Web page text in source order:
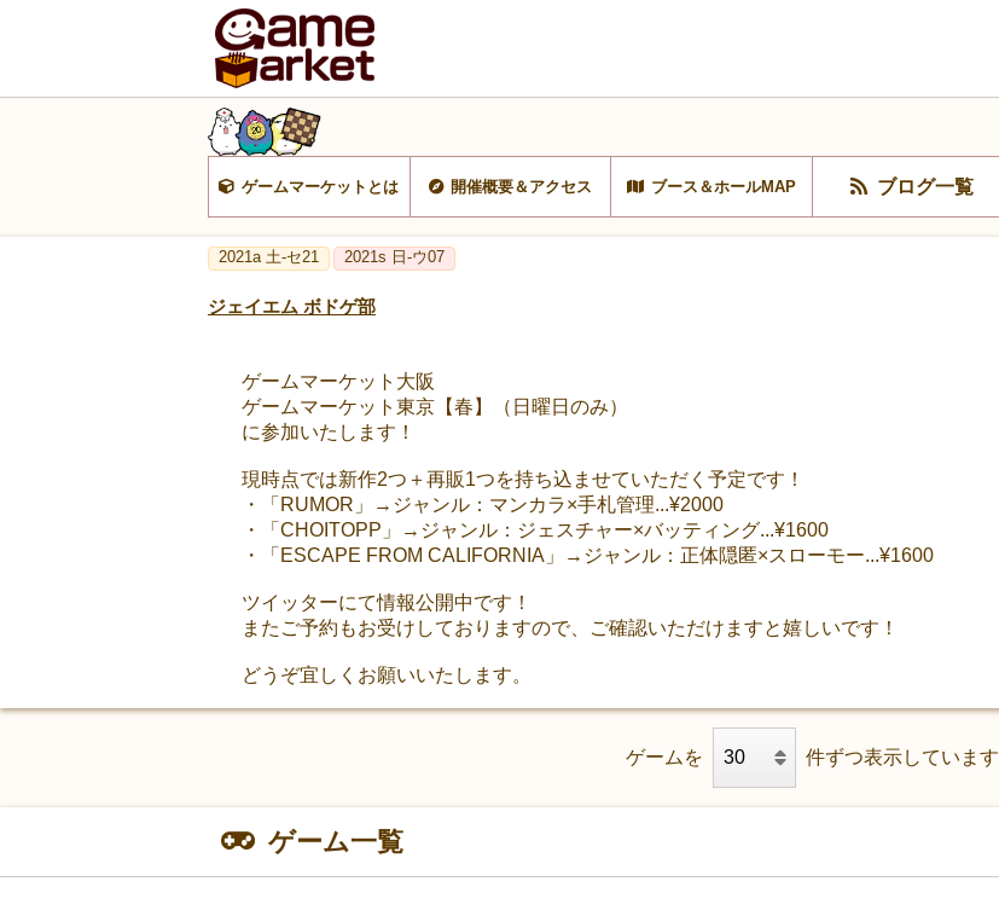
ゲームマーケットとは 開催概要＆アクセス ブース＆ホールMAP ブログ一覧
2021a 土-セ21 2021s 日-ウ07
ジェイエム ボドゲ部
ゲームマーケット大阪
ゲームマーケット東京【春】（日曜日のみ）
に参加いたします！
現時点では新作2つ＋再販1つを持ち込ませていただく予定です！
・「RUMOR」→ジャンル：マンカラ×手札管理...¥2000
・「CHOITOPP」→ジャンル：ジェスチャー×バッティング...¥1600
・「ESCAPE FROM CALIFORNIA」→ジャンル：正体隠匿×スローモー...¥1600
ツイッターにて情報公開中です！
またご予約もお受けしておりますので、ご確認いただけますと嬉しいです！
どうぞ宜しくお願いいたします。
ゲームを 件ずつ表示しています
ゲーム一覧